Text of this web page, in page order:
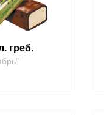
греб.